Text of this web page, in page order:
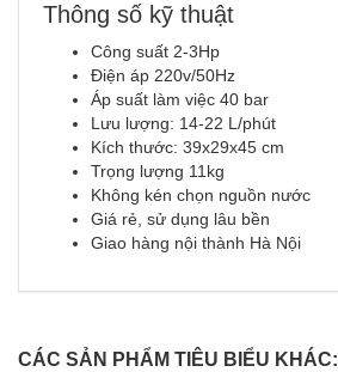
Thông số kỹ thuật
Công suất 2-3Hp
Điện áp 220v/50Hz
Áp suất làm việc 40 bar
Lưu lượng: 14-22 L/phút
Kích thước: 39x29x45 cm
Trọng lượng 11kg
Không kén chọn nguồn nước
Giá rẻ, sử dụng lâu bền
Giao hàng nội thành Hà Nội
CÁC SẢN PHẨM TIÊU BIỂU KHÁC: